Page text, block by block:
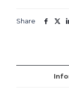
Share